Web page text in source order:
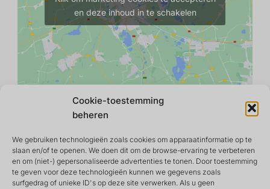
Cookie-toestemming
beheren
We gebruiken technologieën zoals cookies om apparaatinformatie op te
slaan en/of te openen. We doen dit om de browse-ervaring te verbeteren
en om (niet-) gepersonaliseerde advertenties te tonen. Door toestemming
te geven voor deze technologieën kunnen we gegevens zoals
surfgedrag of unieke ID's op deze site verwerken. Als u geen
en deze inhoud in te schakelen